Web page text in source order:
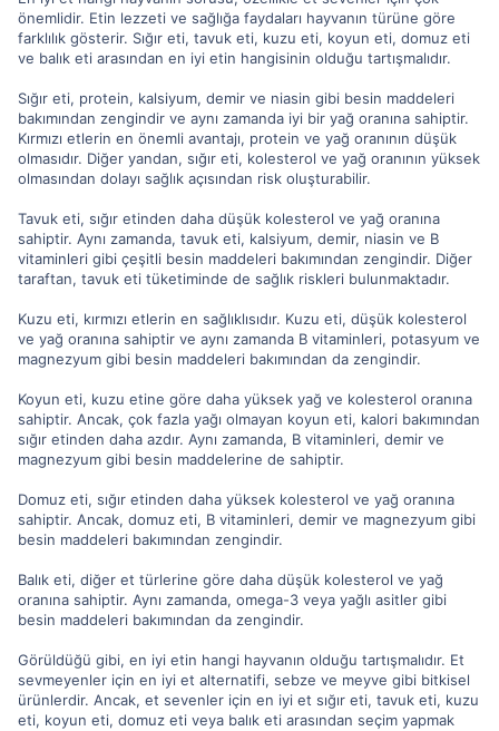
önemlidir. Etin lezzeti ve sağlığa faydaları hayvanın türüne göre
farklılık gösterir. Sığır eti, tavuk eti, kuzu eti, koyun eti, domuz eti
ve balık eti arasından en iyi etin hangisinin olduğu tartışmalıdır.
Sığır eti, protein, kalsiyum, demir ve niasin gibi besin maddeleri
bakımından zengindir ve aynı zamanda iyi bir yağ oranına sahiptir.
Kırmızı etlerin en önemli avantajı, protein ve yağ oranının düşük
olmasıdır. Diğer yandan, sığır eti, kolesterol ve yağ oranının yüksek
olmasından dolayı sağlık açısından risk oluşturabilir.
Tavuk eti, sığır etinden daha düşük kolesterol ve yağ oranına
sahiptir. Aynı zamanda, tavuk eti, kalsiyum, demir, niasin ve B
vitaminleri gibi çeşitli besin maddeleri bakımından zengindir. Diğer
taraftan, tavuk eti tüketiminde de sağlık riskleri bulunmaktadır.
Kuzu eti, kırmızı etlerin en sağlıklısıdır. Kuzu eti, düşük kolesterol
ve yağ oranına sahiptir ve aynı zamanda B vitaminleri, potasyum ve
magnezyum gibi besin maddeleri bakımından da zengindir.
Koyun eti, kuzu etine göre daha yüksek yağ ve kolesterol oranına
sahiptir. Ancak, çok fazla yağı olmayan koyun eti, kalori bakımından
sığır etinden daha azdır. Aynı zamanda, B vitaminleri, demir ve
magnezyum gibi besin maddelerine de sahiptir.
Domuz eti, sığır etinden daha yüksek kolesterol ve yağ oranına
sahiptir. Ancak, domuz eti, B vitaminleri, demir ve magnezyum gibi
besin maddeleri bakımından zengindir.
Balık eti, diğer et türlerine göre daha düşük kolesterol ve yağ
oranına sahiptir. Aynı zamanda, omega-3 veya yağlı asitler gibi
besin maddeleri bakımından da zengindir.
Görüldüğü gibi, en iyi etin hangi hayvanın olduğu tartışmalıdır. Et
sevmeyenler için en iyi et alternatifi, sebze ve meyve gibi bitkisel
ürünlerdir. Ancak, et sevenler için en iyi et sığır eti, tavuk eti, kuzu
eti, koyun eti, domuz eti veya balık eti arasından seçim yapmak